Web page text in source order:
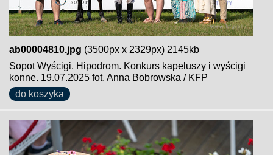
ab00004810.jpg (3500px x 2329px) 2145kb
Sopot Wyścigi. Hipodrom. Konkurs kapeluszy i wyścigi
konne. 19.07.2025 fot. Anna Bobrowska / KFP
do koszyka